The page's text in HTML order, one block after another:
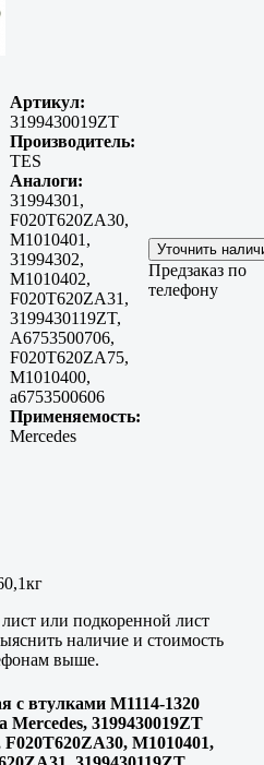
Артикул:
3199430019ZT
Производитель:
TES
Аналоги:
31994301,
F020T620ZA30,
M1010401,
31994302,
M1010402,
F020T620ZA31,
3199430119ZT,
A6753500706,
F020T620ZA75,
M1010400,
a6753500606
Применяемость:
Mercedes
Предзаказ по
телефону
или подкоренной лист
наличие и стоимость
выше.
c втулками М1114-1320
3199430019ZT
F020T620ZA30, M1010401,